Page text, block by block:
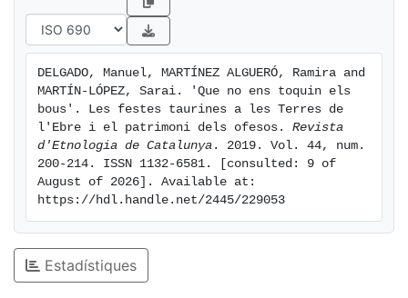
DELGADO, Manuel, MARTÍNEZ ALGUERÓ, Ramira and
MARTÍN-LÓPEZ, Sarai. 'Que no ens toquin els
bous'. Les festes taurines a les Terres de
l'Ebre i el patrimoni dels ofesos. Revista
d'Etnologia de Catalunya . 2019. Vol. 44, num.
200-214. ISSN 1132-6581. [consulted: 9 of
August of 2026]. Available at:
https://hdl.handle.net/2445/229053
Estadístiques